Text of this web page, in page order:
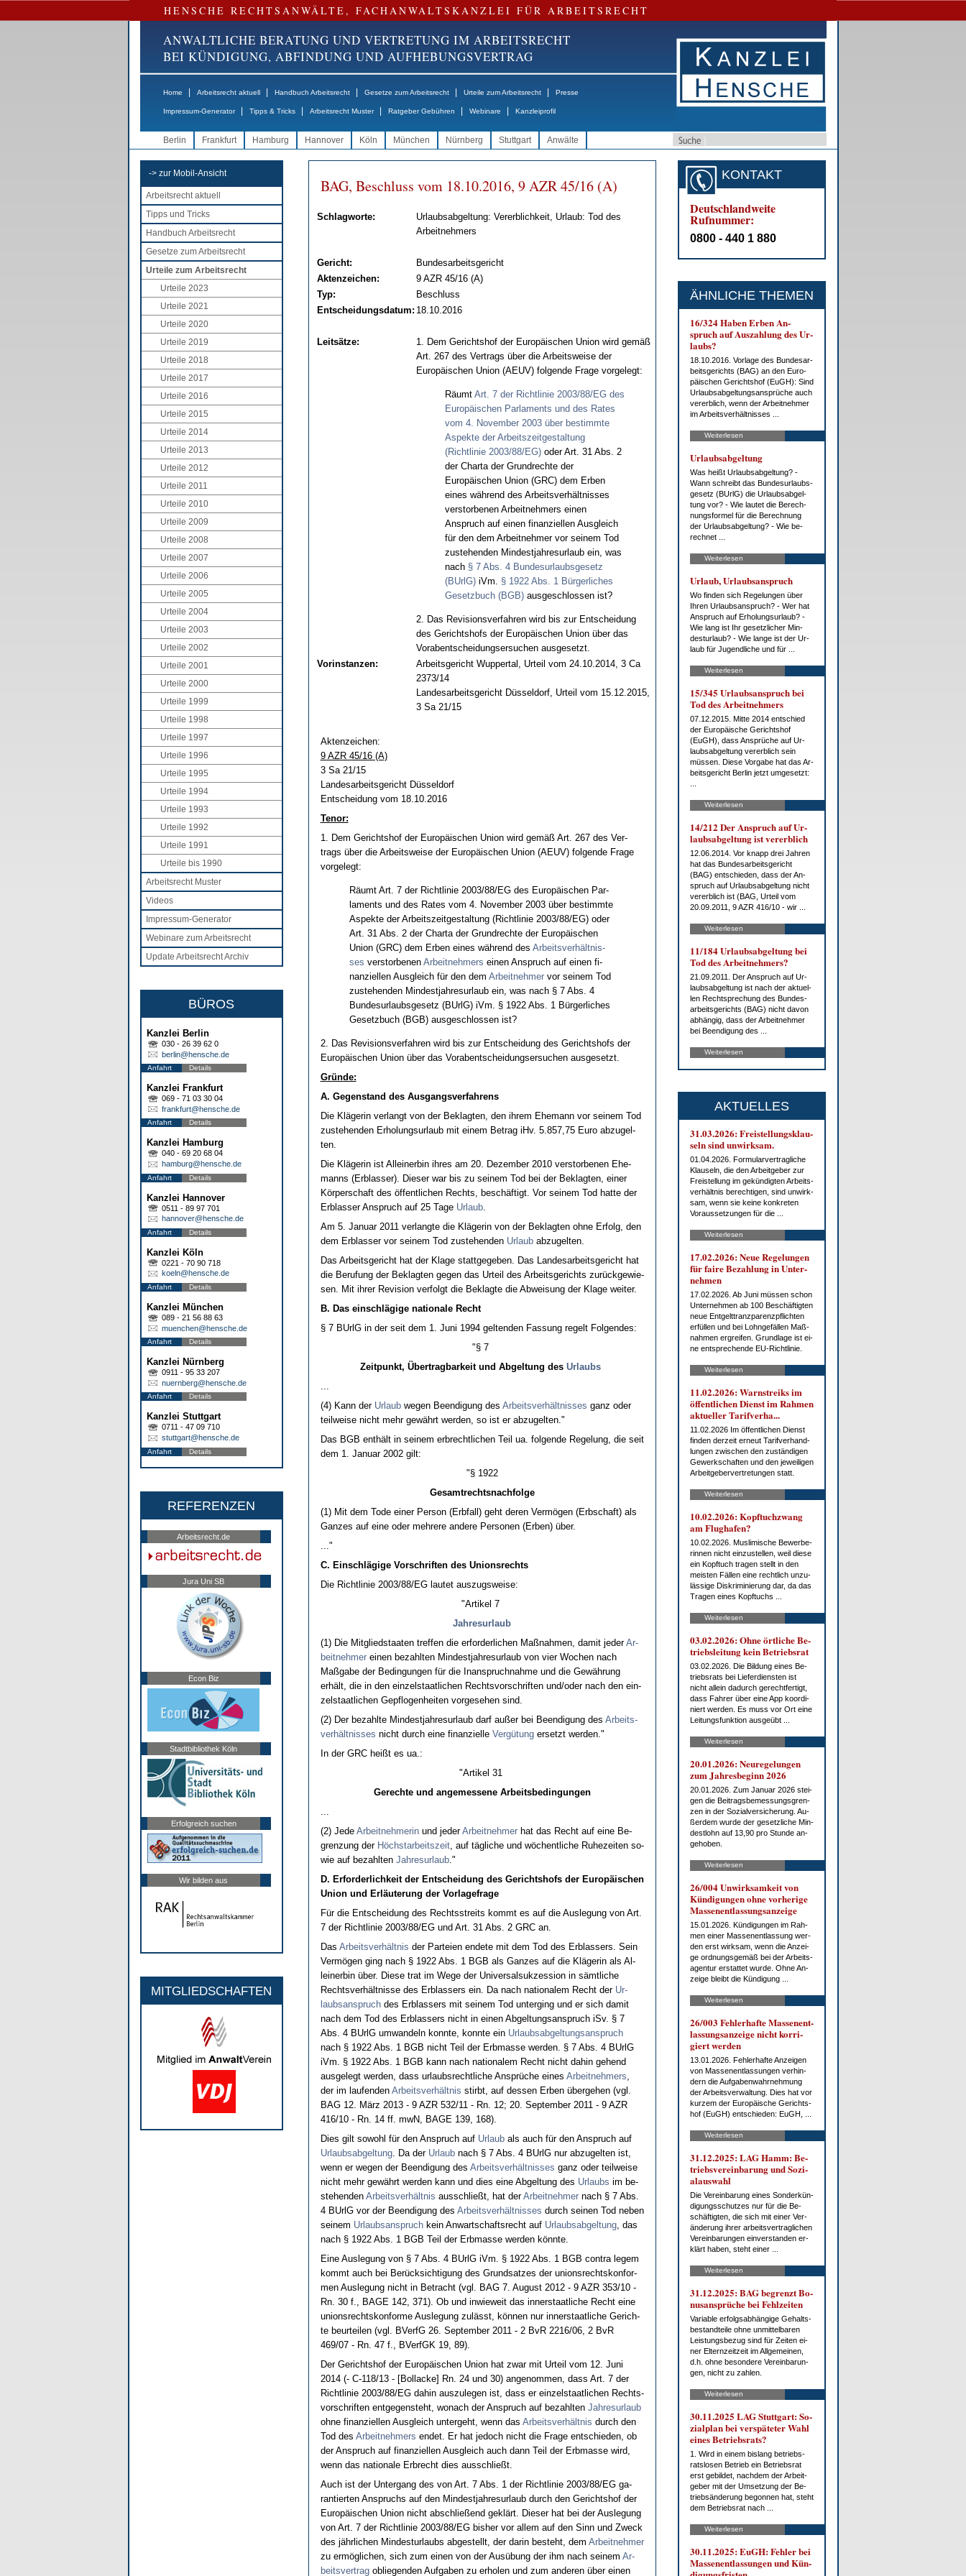
HENSCHE RECHTSANWÄLTE, FACHANWALTSKANZLEI FÜR ARBEITSRECHT
ANWALTLICHE BERATUNG UND VERTRETUNG IM ARBEITSRECHT
BEI KÜNDIGUNG, ABFINDUNG UND AUFHEBUNGSVERTRAG
Home Arbeitsrecht aktuell Handbuch Arbeitsrecht Gesetze zum Arbeitsrecht Urteile zum Arbeitsrecht Presse
Impressum-Generator Tipps & Tricks Arbeitsrecht Muster Ratgeber Gebühren Webinare Kanzleiprofil
Berlin Frankfurt Hamburg Hannover Köln München Nürnberg Stuttgart Anwälte
-> zur Mobil-Ansicht
Arbeitsrecht aktuell
Tipps und Tricks
Handbuch Arbeitsrecht
Gesetze zum Arbeitsrecht
Urteile zum Arbeitsrecht
Urteile 2023
Urteile 2021
Urteile 2020
Urteile 2019
Urteile 2018
Urteile 2017
Urteile 2016
Urteile 2015
Urteile 2014
Urteile 2013
Urteile 2012
Urteile 2011
Urteile 2010
Urteile 2009
Urteile 2008
Urteile 2007
Urteile 2006
Urteile 2005
Urteile 2004
Urteile 2003
Urteile 2002
Urteile 2001
Urteile 2000
Urteile 1999
Urteile 1998
Urteile 1997
Urteile 1996
Urteile 1995
Urteile 1994
Urteile 1993
Urteile 1992
Urteile 1991
Urteile bis 1990
Arbeitsrecht Muster
Videos
Impressum-Generator
Webinare zum Arbeitsrecht
Update Arbeitsrecht Archiv
BÜROS
Kanzlei Berlin
030 - 26 39 62 0
berlin@hensche.de
Anfahrt Details
Kanzlei Frankfurt
069 - 71 03 30 04
frankfurt@hensche.de
Anfahrt Details
Kanzlei Hamburg
040 - 69 20 68 04
hamburg@hensche.de
Anfahrt Details
Kanzlei Hannover
0511 - 89 97 701
hannover@hensche.de
Anfahrt Details
Kanzlei Köln
0221 - 70 90 718
koeln@hensche.de
Anfahrt Details
Kanzlei München
089 - 21 56 88 63
muenchen@hensche.de
Anfahrt Details
Kanzlei Nürnberg
0911 - 95 33 207
nuernberg@hensche.de
Anfahrt Details
Kanzlei Stuttgart
0711 - 47 09 710
stuttgart@hensche.de
Anfahrt Details
REFERENZEN
Arbeitsrecht.de
Jura Uni SB
Econ Biz
Stadtbibliothek Köln
Erfolgreich suchen
Wir bilden aus
MITGLIEDSCHAFTEN
BAG, Be­schluss vom 18.10.2016, 9 AZR 45/16 (A)
Schlagworte:
Urlaubsabgeltung: Vererblichkeit, Urlaub: Tod des
Arbeitnehmers
Gericht:
Bundesarbeitsgericht
Aktenzeichen:
9 AZR 45/16 (A)
Typ:
Beschluss
Entscheidungsdatum: 18.10.2016
Leitsätze:
1. Dem Gerichtshof der Europäischen Union wird gemäß
Art. 267 des Vertrags über die Arbeitsweise der
Europäischen Union (AEUV) folgende Frage vorgelegt:
Räumt Art. 7 der Richtlinie 2003/88/EG des
Europäischen Parlaments und des Rates
vom 4. November 2003 über bestimmte
Aspekte der Arbeitszeitgestaltung
(Richtlinie 2003/88/EG)oder Art. 31 Abs. 2
der Charta der Grundrechte der
Europäischen Union (GRC) dem Erben
eines während des Arbeitsverhältnisses
verstorbenen Arbeitnehmers einen
Anspruch auf einen finanziellen Ausgleich
für den dem Arbeitnehmer vor seinem Tod
zustehenden Mindestjahresurlaub ein, was
nach § 7 Abs. 4 Bundesurlaubsgesetz
(BUrlG)iVm. § 1922 Abs. 1 Bürgerliches
Gesetzbuch (BGB)ausgeschlossen ist?
2. Das Revisionsverfahren wird bis zur Entscheidung
des Gerichtshofs der Europäischen Union über das
Vorabentscheidungsersuchen ausgesetzt.
Vorinstanzen:
Arbeitsgericht Wuppertal, Urteil vom 24.10.2014, 3 Ca
2373/14
Landesarbeitsgericht Düsseldorf, Urteil vom 15.12.2015,
3 Sa 21/15
Ak­ten­zei­chen:
9 AZR 45/16 (A)
3 Sa 21/15
Lan­des­ar­beits­ge­richt Düssel­dorf
Ent­schei­dung vom 18.10.2016
Te­nor:
1. Dem Ge­richts­hof der Eu­ropäischen Uni­on wird gemäß Art. 267 des Ver­
trags über die Ar­beits­wei­se der Eu­ropäischen Uni­on (AEUV) fol­gen­de Fra­ge
vor­ge­legt:
Räumt Art. 7 der Richt­li­nie 2003/88/EG des Eu­ropäischen Par­
la­ments und des Ra­tes vom 4. No­vem­ber 2003 über be­stimm­te
As­pek­te der Ar­beits­zeit­ge­stal­tung (Richt­li­nie 2003/88/EG) oder
Art. 31 Abs. 2 der Char­ta der Grund­rech­te der Eu­ropäischen
Uni­on (GRC) dem Er­ben ei­nes während des Ar­beits­verhält­nis­
ses ver­stor­be­nen Ar­beit­neh­mers ei­nen An­spruch auf ei­nen fi­
nan­zi­el­len Aus­gleich für den dem Ar­beit­neh­mervor sei­nem Tod
zu­ste­hen­den Min­dest­jah­res­ur­laub ein, was nach § 7 Abs. 4
Bun­des­ur­laubs­ge­setz (BUrlG) iVm. § 1922 Abs. 1 Bürger­li­ches
Ge­setz­buch (BGB) aus­ge­schlos­sen ist?
2. Das Re­vi­si­ons­ver­fah­ren wird bis zur Ent­schei­dung des Ge­richts­hofs der
Eu­ropäischen Uni­on über das Vor­ab­ent­schei­dungs­er­su­chen aus­ge­setzt.
Gründe:
A. Ge­gen­stand des Aus­gangs­ver­fah­rens
Die Kläge­rin ver­langt von der Be­klag­ten, den ih­rem Ehe­mann vor sei­nem Tod
zu­ste­hen­den Er­ho­lungs­ur­laub mit ei­nem Be­trag iHv. 5.857,75 Eu­ro ab­zu­gel­
ten.
Die Kläge­rin ist Al­lein­er­bin ih­res am 20. De­zem­ber 2010 ver­stor­be­nen Ehe­
manns (Erb­las­ser). Die­ser war bis zu sei­nem Tod bei der Be­klag­ten, ei­ner
Körper­schaft des öffent­li­chen Rechts, beschäftigt. Vor sei­nem Tod hat­te der
Erb­las­ser An­spruch auf 25 Ta­ge Ur­laub.
Am 5. Ja­nu­ar 2011 ver­lang­te die Kläge­rin von der Be­klag­ten oh­ne Er­folg, den
dem Erb­las­ser vor sei­nem Tod zu­ste­hen­den Ur­laubab­zu­gel­ten.
Das Ar­beits­ge­richt hat der Kla­ge statt­ge­ge­ben. Das Lan­des­ar­beits­ge­richt hat
die Be­ru­fung der Be­klag­ten ge­gen das Ur­teil des Ar­beits­ge­richts zurück­ge­wie­
sen. Mit ih­rer Re­vi­si­on ver­folgt die Be­klag­te die Ab­wei­sung der Kla­ge wei­ter.
B. Das ein­schlägi­ge na­tio­na­le Recht
§ 7 BUrlG in der seit dem 1. Ju­ni 1994 gel­ten­den Fas­sung re­gelt Fol­gen­des:
"§ 7
Zeit­punkt, Über­trag­bar­keit und Ab­gel­tung des Ur­laubs
...
(4) Kann der Ur­laubwe­gen Be­en­di­gung des Ar­beits­verhält­nis­ses ganz oder
teil­wei­se nicht mehr gewährt wer­den, so ist er ab­zu­gel­ten."
Das BGB enthält in sei­nem erbrecht­li­chen Teil ua. fol­gen­de Re­ge­lung, die seit
dem 1. Ja­nu­ar 2002 gilt:
"§ 1922
Ge­samt­rechts­nach­fol­ge
(1) Mit dem To­de ei­ner Per­son (Erb­fall) geht de­ren Vermögen (Erb­schaft) als
Gan­zes auf ei­ne oder meh­re­re an­de­re Per­so­nen (Er­ben) über.
..."
C. Ein­schlägi­ge Vor­schrif­ten des Uni­ons­rechts
Die Richt­li­nie 2003/88/EG lau­tet aus­zugs­wei­se:
"Ar­ti­kel 7
Jah­res­ur­laub
(1) Die Mit­glied­staa­ten tref­fen die er­for­der­li­chen Maßnah­men, da­mit je­derAr­
beit­neh­merei­nen be­zahl­ten Min­dest­jah­res­ur­laub von vier Wo­chen nach
Maßga­be der Be­din­gun­gen für die In­an­spruch­nah­me und die Gewährung
erhält, die in den ein­zel­staat­li­chen Rechts­vor­schrif­ten und/oder nach den ein­
zel­staat­li­chen Ge­pflo­gen­hei­ten vor­ge­se­hen sind.
(2) Der be­zahl­te Min­dest­jah­res­ur­laub darf außer bei Be­en­di­gung des Ar­beits­
verhält­nis­ses nicht durch ei­ne fi­nan­zi­el­le Vergütunger­setzt wer­den."
In der GRC heißt es ua.:
"Ar­ti­kel 31
Ge­rech­te und an­ge­mes­se­ne Ar­beits­be­din­gun­gen
...
(2) Je­de Ar­beit­neh­me­rinund je­derAr­beit­neh­merhat das Recht auf ei­ne Be­
gren­zung der Höchst­ar­beits­zeit, auf tägli­che und wöchent­li­che Ru­he­zei­ten so­
wie auf be­zahl­ten Jah­res­ur­laub."
D. Er­for­der­lich­keit der Ent­schei­dung des Ge­richts­hofs der Eu­ropäischen
Uni­on und Erläute­rung der Vor­la­ge­fra­ge
Für die Ent­schei­dung des Rechts­streits kommt es auf die Aus­le­gung von Art.
7 der Richt­li­nie 2003/88/EG und Art. 31 Abs. 2 GRC an.
Das Ar­beits­verhält­nis der Par­tei­en en­de­te mit dem Tod des Erb­las­sers. Sein
Vermögen ging nach § 1922 Abs. 1 BGB als Gan­zes auf die Kläge­rin als Al­
lein­er­bin über. Die­se trat im We­ge der Uni­ver­sal­suk­zes­si­on in sämt­li­che
Rechts­verhält­nis­se des Erb­las­sers ein. Da nach na­tio­na­lem Recht der Ur­
laubs­an­spruchdes Erb­las­sers mit sei­nem Tod un­ter­ging und er sich da­mit
nach dem Tod des Erb­las­sers nicht in ei­nen Ab­gel­tungs­an­spruch iSv. § 7
Abs. 4 BUrlG um­wan­deln konn­te, konn­te ein Ur­laubs­ab­gel­tungs­an­spruch
nach § 1922 Abs. 1 BGB nicht Teil der Erb­mas­se wer­den. § 7 Abs. 4 BUrlG
iVm. § 1922 Abs. 1 BGB kann nach na­tio­na­lem Recht nicht da­hin ge­hend
aus­ge­legt wer­den, dass ur­laubs­recht­li­che Ansprüche ei­nes Ar­beit­neh­mers,
der im lau­fen­den Ar­beits­verhält­nis stirbt, auf des­sen Er­ben über­ge­hen (vgl.
BAG 12. März 2013 - 9 AZR 532/11 - Rn. 12; 20. Sep­tem­ber 2011 - 9 AZR
416/10 - Rn. 14 ff. mwN, BA­GE 139, 168).
Dies gilt so­wohl für den An­spruch auf Ur­laubals auch für den An­spruch auf
Ur­laubs­ab­gel­tung. Da der Ur­laubnach § 7 Abs. 4 BUrlG nur ab­zu­gel­ten ist,
wenn er we­gen der Be­en­di­gung des Ar­beits­verhält­nis­ses ganz oder teil­wei­se
nicht mehr gewährt wer­den kann und dies ei­ne Ab­gel­tung des Ur­laubs im be­
ste­hen­den Ar­beits­verhält­nis aus­sch­ließt, hat derAr­beit­neh­mernach § 7 Abs.
4 BUrlG vor der Be­en­di­gung des Ar­beits­verhält­nis­ses durch sei­nen Tod ne­ben
sei­nem Ur­laubs­an­spruchkein An­wart­schafts­recht auf Ur­laubs­ab­gel­tung, das
nach § 1922 Abs. 1 BGB Teil der Erb­mas­se wer­den könn­te.
Ei­ne Aus­le­gung von § 7 Abs. 4 BUrlG iVm. § 1922 Abs. 1 BGB con­tra le­gem
kommt auch bei Berück­sich­ti­gung des Grund­sat­zes der uni­ons­rechts­kon­for­
men Aus­le­gung nicht in Be­tracht (vgl. BAG 7. Au­gust 2012 - 9 AZR 353/10 -
Rn. 30 f., BA­GE 142, 371). Ob und in­wie­weit das in­ner­staat­li­che Recht ei­ne
uni­ons­rechts­kon­for­me Aus­le­gung zulässt, können nur in­ner­staat­li­che Ge­rich­
te be­ur­tei­len (vgl. BVerfG 26. Sep­tem­ber 2011 - 2 BvR 2216/06, 2 BvR
469/07 - Rn. 47 f., BVerfGK 19, 89).
Der Ge­richts­hof der Eu­ropäischen Uni­on hat zwar mit Ur­teil vom 12. Ju­ni
2014 (- C-118/13 - [Bol­la­cke] Rn. 24 und 30) an­ge­nom­men, dass Art. 7 der
Richt­li­nie 2003/88/EG da­hin aus­zu­le­gen ist, dass er ein­zel­staat­li­chen Rechts­
vor­schrif­ten ent­ge­gen­steht, wo­nach der An­spruch auf be­zahl­ten Jah­res­ur­laub
oh­ne fi­nan­zi­el­len Aus­gleich un­ter­geht, wenn das Ar­beits­verhält­nis durch den
Tod des Ar­beit­neh­mers en­det. Er hat je­doch nicht die Fra­ge ent­schie­den, ob
der An­spruch auf fi­nan­zi­el­len Aus­gleich auch dann Teil der Erb­mas­se wird,
wenn das na­tio­na­le Erbrecht dies aus­sch­ließt.
Auch ist der Un­ter­gang des von Art. 7 Abs. 1 der Richt­li­nie 2003/88/EG ga­
ran­tier­ten An­spruchs auf den Min­dest­jah­res­ur­laub durch den Ge­richts­hof der
Eu­ropäischen Uni­on nicht ab­sch­ließend geklärt. Die­ser hat bei der Aus­le­gung
von Art. 7 der Richt­li­nie 2003/88/EG bis­her vor al­lem auf den Sinn und Zweck
des jähr­li­chen Min­des­t­ur­laubs ab­ge­stellt, der dar­in be­steht, dem Ar­beit­neh­mer
zu ermögli­chen, sich zum ei­nen von der Ausübung der ihm nach sei­nem Ar­
beits­ver­tragob­lie­gen­den Auf­ga­ben zu er­ho­len und zum an­de­ren über ei­nen
KONTAKT
Deutschlandweite
Rufnummer:
0800 - 440 1 880
ÄHNLICHE THEMEN
16/324 Ha­ben Er­ben An­
spruch auf Aus­zah­lung des Ur­
laubs?
18.10.2016. Vor­la­ge des Bun­des­ar­
beits­ge­richts (BAG) an den Eu­ro­
päi­schen Ge­richts­hof (EuGH): Sind
Ur­laubs­ab­gel­tungs­an­sprü­che auch
ver­erb­lich, wenn der Ar­beit­neh­mer
im Ar­beits­ver­hält­nis­ses ...
Weiterlesen
Ur­laubs­ab­gel­tung
Was heißt Ur­laubs­ab­gel­tung? -
Wann schreibt das Bun­des­ur­laubs­
ge­setz (BUrlG) die Ur­laubs­ab­gel­
tung vor? - Wie lau­tet die Be­rech­
nungs­for­mel für die Be­rech­nung
der Ur­laubs­ab­gel­tung? - Wie be­
rech­net ...
Weiterlesen
Ur­laub, Ur­laubs­an­spruch
Wo fin­den sich Re­ge­lun­gen über
Ih­ren Ur­laubs­an­spruch? - Wer hat
An­spruch auf Er­ho­lungs­ur­laub? -
Wie lang ist Ihr ge­setz­li­cher Min­
des­t­ur­laub? - Wie lan­ge ist der Ur­
laub für Ju­gend­li­che und für ...
Weiterlesen
15/345 Ur­laubs­an­spruch bei
Tod des Ar­beit­neh­mers
07.12.2015. Mit­te 2014 ent­schied
der Eu­ro­päi­sche Ge­richts­hof
(EuGH), dass An­sprü­che auf Ur­
laubs­ab­gel­tung ver­erb­lich sein
müs­sen. Die­se Vor­ga­be hat das Ar­
beits­ge­richt Ber­lin jetzt um­ge­setzt:
Weiterlesen
14/212 Der An­spruch auf Ur­
laubs­ab­gel­tung ist ver­erb­lich
12.06.2014. Vor knapp drei Jah­ren
hat das Bun­des­ar­beits­ge­richt
(BAG) ent­schie­den, dass der An­
spruch auf Ur­laubs­ab­gel­tung nicht
ver­erb­lich ist (BAG, Ur­teil vom
20.09.2011, 9 AZR 416/10 - wir ...
Weiterlesen
11/184 Ur­laubs­ab­gel­tung bei
Tod des Ar­beit­neh­mers?
21.09.2011. Der An­spruch auf Ur­
laubs­ab­gel­tung ist nach der ak­tu­el­
len Recht­spre­chung des Bun­des­
ar­beits­ge­richts (BAG) nicht da­von
ab­hän­gig, dass der Ar­beit­neh­mer
bei Be­en­di­gung des ...
Weiterlesen
AKTUELLES
31.03.2026: Frei­stel­lungs­klau­
seln sind un­wirk­sam.
01.04.2026. For­mu­lar­ver­trag­li­che
Klau­seln, die den Ar­beit­ge­ber zur
Frei­stel­lung im ge­kün­dig­ten Ar­beits­
ver­hält­nis be­rech­ti­gen, sind un­wirk­
sam, wenn sie kei­ne kon­kre­ten
Vor­aus­set­zun­gen für die ...
Weiterlesen
17.02.2026: Neue Re­ge­lun­gen
für fai­re Be­zah­lung in Un­ter­
neh­men
17.02.2026. Ab Ju­ni müs­sen schon
Un­ter­neh­men ab 100 Be­schäf­tig­ten
neue Ent­gelt­tranz­pa­renz­pflich­ten
er­fül­len und bei Lohn­ge­fäl­len Maß­
nah­men er­grei­fen. Grund­la­ge ist ei­
ne ent­spre­chen­de EU-Richt­li­nie.
Weiterlesen
11.02.2026: Warn­streiks im
öf­fent­li­chen Dienst im Rah­men
ak­tu­el­ler Ta­rif­ver­ha...
11.02.2026 Im öf­fent­li­chen Dienst
fin­den der­zeit er­neut Ta­rif­ver­hand­
lun­gen zwi­schen den zu­stän­di­gen
Ge­werk­schaf­ten und den je­wei­li­gen
Ar­beit­ge­ber­ver­tre­tun­gen statt.
Weiterlesen
10.02.2026: Kopf­tuch­zwang
am Flug­ha­fen?
10.02.2026. Mus­li­mi­sche Be­wer­be­
rin­nen nicht ein­zu­stel­len, weil die­se
ein Kopf­tuch tra­gen stellt in den
meis­ten Fäl­len ei­ne recht­lich un­zu­
läs­si­ge Dis­kri­mi­nie­rung dar, da das
Tra­gen ei­nes Kopf­tuchs ...
Weiterlesen
03.02.2026: Oh­ne ört­li­che Be­
triebs­lei­tung kein Be­triebs­rat
03.02.2026. Die Bil­dung ei­nes Be­
triebs­rats bei Lie­fer­diens­ten ist
nicht al­lein da­durch ge­recht­fer­tigt,
dass Fah­rer über ei­ne App ko­or­di­
niert wer­den. Es muss vor Ort ei­ne
Lei­tungs­funk­ti­on aus­ge­übt ...
Weiterlesen
20.01.2026: Neu­re­ge­lun­gen
zum Jah­res­be­ginn 2026
20.01.2026. Zum Ja­nu­ar 2026 stei­
gen die Bei­trags­be­mes­sungs­gren­
zen in der So­zi­al­ver­si­che­rung. Au­
ßer­dem wur­de der ge­setz­li­che Min­
dest­lohn auf 13,90 pro St­un­de an­
ge­ho­ben.
Weiterlesen
26/004 Un­wirk­sam­keit von
Kün­di­gun­gen oh­ne vor­he­ri­ge
Mas­sen­ent­las­sungs­an­zei­ge
15.01.2026. Kün­di­gun­gen im Rah­
men ei­ner Mas­sen­ent­las­sung wer­
den erst wirk­sam, wenn die An­zei­
ge ord­nungs­ge­mäß bei der Ar­beits­
agen­tur er­stat­tet wur­de. Oh­ne An­
zei­ge bleibt die Kün­di­gung ...
Weiterlesen
26/003 Feh­ler­haf­te Mas­sen­ent­
las­sungs­an­zei­ge nicht kor­ri­
giert wer­den
13.01.2026. Feh­ler­haf­te An­zei­gen
von Mas­sen­ent­las­sun­gen ver­hin­
dern die Auf­ga­ben­wahr­neh­mung
der Ar­beits­ver­wal­tung. Dies hat vor
kur­zem der Eu­ro­päi­sche Ge­richts­
hof (EuGH) ent­schie­den: EuGH, ...
Weiterlesen
31.12.2025: LAG Hamm: Be­
triebs­ver­ein­ba­rung und So­zi­
al­aus­wahl
Die Ver­ein­ba­rung ei­nes Son­der­kün­
di­gungs­schut­zes nur für die Be­
schäf­tig­ten, die sich mit ei­ner Ver­
än­de­rung ih­rer ar­beits­ver­trag­li­chen
Ver­ein­ba­run­gen ein­ver­stan­den er­
klärt ha­ben, steht ei­ner ...
Weiterlesen
31.12.2025: BAG be­grenzt Bo­
nus­an­sprü­che bei Fehl­zei­ten
Va­ria­ble er­folgs­ab­hän­gi­ge Ge­halts­
be­stand­tei­le oh­ne un­mit­tel­ba­ren
Leis­tungs­be­zug sind für Zei­ten ei­
ner El­tern­zeit­zeit im All­ge­mei­nen,
d.h. oh­ne be­son­de­re Ver­ein­ba­run­
gen, nicht zu zah­len.
Weiterlesen
30.11.2025 LAG Stutt­gart: So­
zi­al­plan bei ver­spä­te­ter Wahl
ei­nes Be­triebs­rats?
1. Wird in ei­nem bis­lang be­triebs­
rats­lo­sen Be­trieb ein Be­triebs­rat
erst ge­bil­det, nach­dem der Ar­beit­
ge­ber mit der Um­set­zung der Be­
trieb­s­än­de­rung be­gon­nen hat, steht
dem Be­triebs­rat nach ...
Weiterlesen
30.11.2025: EuGH: Feh­ler bei
Mas­sen­ent­las­sun­gen und Kün­